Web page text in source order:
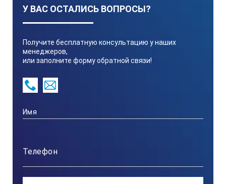
не более ± 0,02Т мкм.
Температурный диапазон
для прибора –30…+40 °С;
У ВАС ОСТАЛИСЬ ВОПРОСЫ?
Получите бесплатную консультацию у наших
менеджеров,
или заполните форму обратной связи!